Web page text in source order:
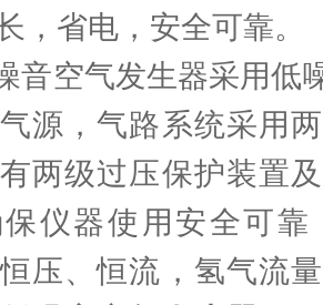
，省电，安全可靠。
音空气发生器采用低
源，气路系统采用
两级过压保护装置
仪器使用安全可
压、恒流，氢气流